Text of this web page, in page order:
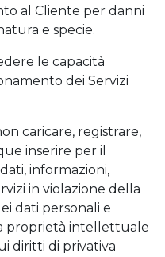
al Cliente per danni
e specie.
le capacità
dei Servizi
caricare, registrare,
inserire per il
informazioni,
in violazione della
dati personali e
proprietà intellettuale
diritti di privativa